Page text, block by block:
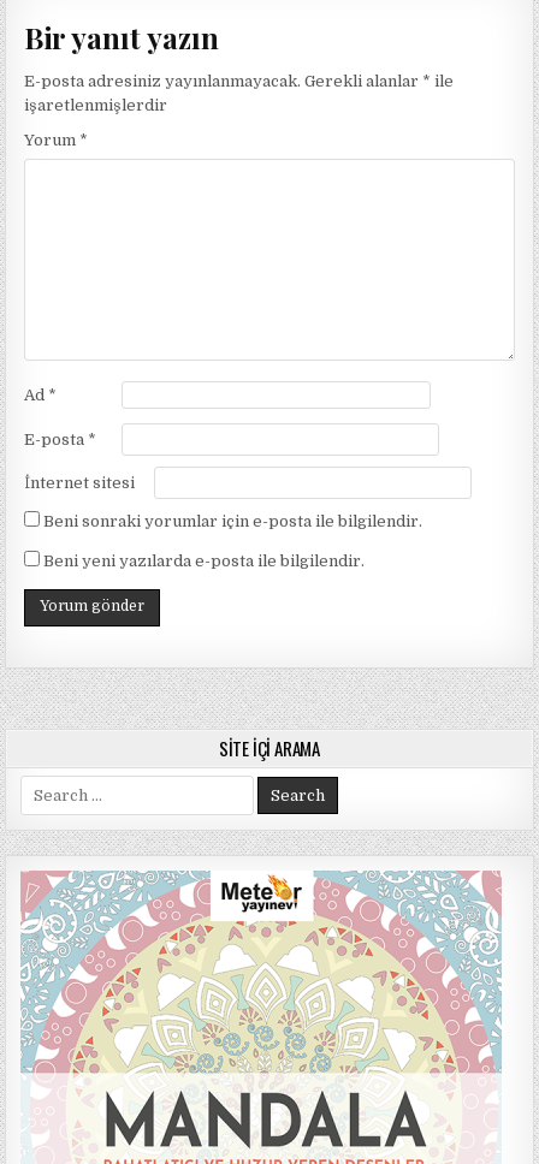
Bir yanıt yazın
E-posta adresiniz yayınlanmayacak. Gerekli alanlar * ile
işaretlenmişlerdir
Yorum *
Ad *
E-posta *
İnternet sitesi
Beni sonraki yorumlar için e-posta ile bilgilendir.
Beni yeni yazılarda e-posta ile bilgilendir.
SITE İÇI ARAMA
Search
for: